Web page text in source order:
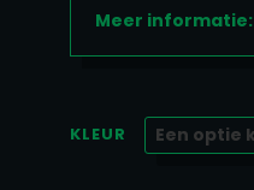
Meer informatie:
KLEUR